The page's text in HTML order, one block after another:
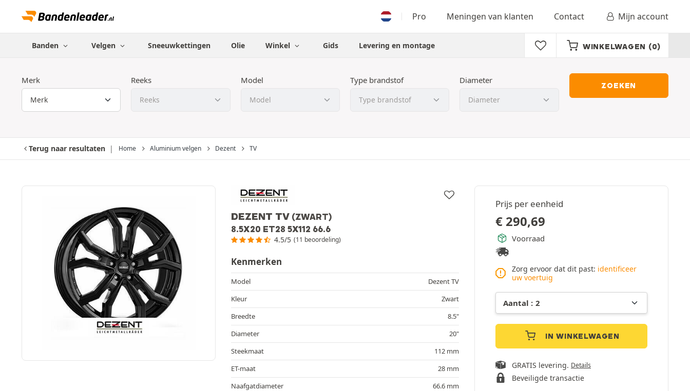
Pro Meningen van klanten Contact Mijn account
Banden Velgen Sneeuwkettingen Olie Winkel Gids Levering en montage WINKELWAGEN (0)
Merk Reeks Model Type brandstof Diameter
ZOEKEN
Terug naar resultaten Home Aluminium velgen Dezent TV
DEZENT TV (ZWART)
8.5X20 ET28 5X112 66.6
4.5/5 (11 beoordeling)
Prijs per eenheid
€ 290,69
Voorraad
Zorg ervoor dat dit past: identificeer
uw voertuig
IN WINKELWAGEN
GRATIS levering. Details
Beveiligde transactie
Kenmerken
Model
Dezent TV
Kleur
Zwart
Breedte
8.5"
Diameter
20"
Steekmaat
112 mm
ET-maat
28 mm
Naafgatdiameter
66.6 mm